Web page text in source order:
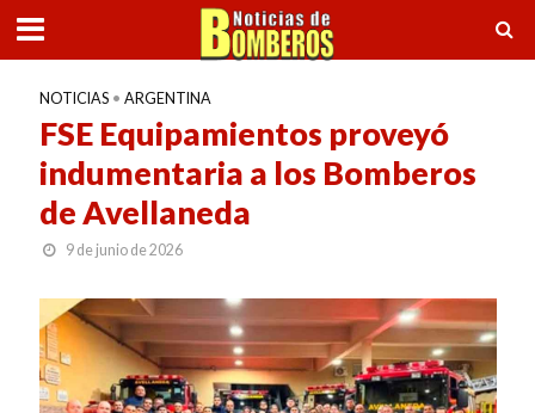
NOTICIAS • ARGENTINA
FSE Equipamientos proveyó
indumentaria a los Bomberos
de Avellaneda
9 de junio de 2026